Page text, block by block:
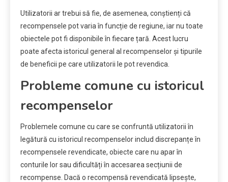
Utilizatorii ar trebui să fie, de asemenea, conștienți că
recompensele pot varia în funcție de regiune, iar nu toate
obiectele pot fi disponibile în fiecare țară. Acest lucru
poate afecta istoricul general al recompenselor și tipurile
de beneficii pe care utilizatorii le pot revendica.
Probleme comune cu istoricul
recompenselor
Problemele comune cu care se confruntă utilizatorii în
legătură cu istoricul recompenselor includ discrepanțe în
recompensele revendicate, obiecte care nu apar în
conturile lor sau dificultăți în accesarea secțiunii de
recompense. Dacă o recompensă revendicată lipsește,